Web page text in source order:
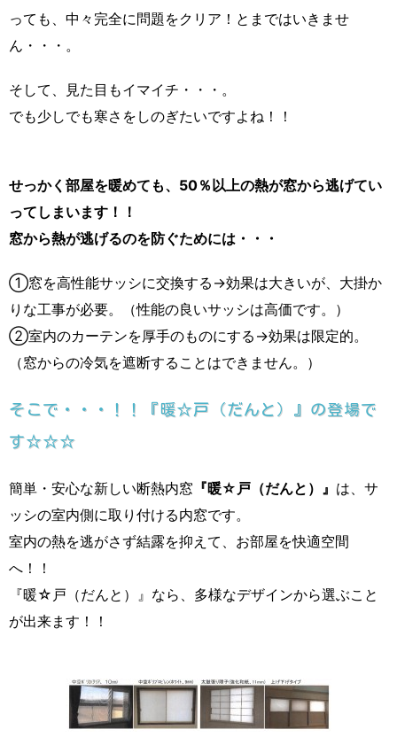
っても、中々完全に問題をクリア！とまではいきませ
ん・・・。
そして、見た目もイマイチ・・・。
でも少しでも寒さをしのぎたいですよね！！
せっかく部屋を暖めても、50％以上の熱が窓から逃げてい
ってしまいます！！
窓から熱が逃げるのを防ぐためには・・・
①窓を高性能サッシに交換する→効果は大きいが、大掛か
りな工事が必要。（性能の良いサッシは高価です。）
②室内のカーテンを厚手のものにする→効果は限定的。
（窓からの冷気を遮断することはできません。）
そこで・・・！！『暖☆戸（だんと）』の登場で
す☆☆☆
簡単・安心な新しい断熱内窓 『暖☆戸（だんと）』 は、サ
ッシの室内側に取り付ける内窓です。
室内の熱を逃がさず結露を抑えて、お部屋を快適空間
へ！！
『暖☆戸（だんと）』なら、多様なデザインから選ぶこと
が出来ます！！